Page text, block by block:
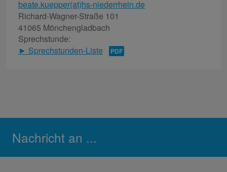
beate.kuepper(at)hs-niederrhein.de
Richard-Wagner-Straße 101
41065 Mönchengladbach
Sprechstunde:
► Sprechstunden-Liste
Nachricht an ...